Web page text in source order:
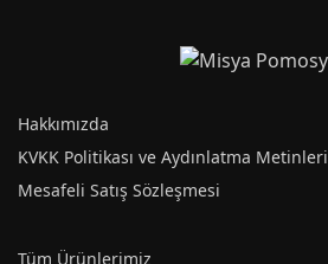
Hakkımızda
KVKK Politikası ve Aydınlatma Metinleri
Mesafeli Satış Sözleşmesi
Tüm Ürünlerimiz